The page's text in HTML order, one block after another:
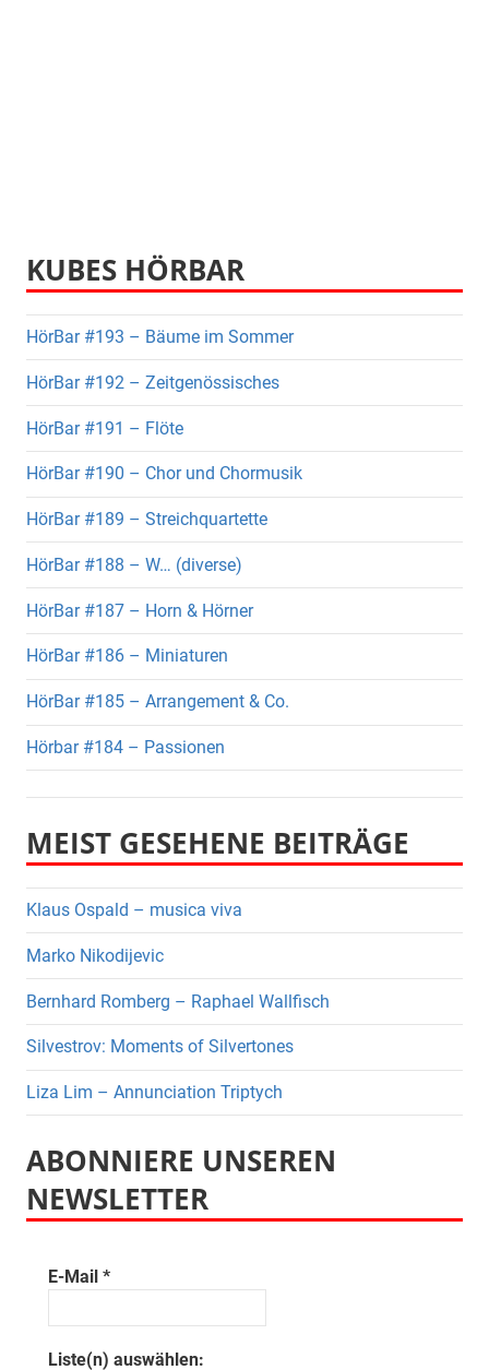
KUBES HÖRBAR
HörBar #193 – Bäume im Sommer
HörBar #192 – Zeitgenössisches
HörBar #191 – Flöte
HörBar #190 – Chor und Chormusik
HörBar #189 – Streichquartette
HörBar #188 – W… (diverse)
HörBar #187 – Horn & Hörner
HörBar #186 – Miniaturen
HörBar #185 – Arrangement & Co.
Hörbar #184 – Passionen
MEIST GESEHENE BEITRÄGE
Klaus Ospald – musica viva
Marko Nikodijevic
Bernhard Romberg – Raphael Wallfisch
Silvestrov: Moments of Silvertones
Liza Lim – Annunciation Triptych
ABONNIERE UNSEREN
NEWSLETTER
E-Mail *
Liste(n) auswählen: